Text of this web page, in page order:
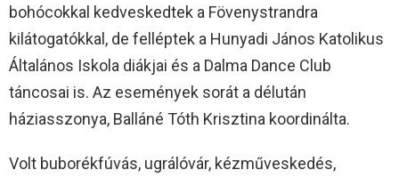
bohócokkal kedveskedtek a Fövenystrandra
kilátogatókkal, de felléptek a Hunyadi János Katolikus
Általános Iskola diákjai és a Dalma Dance Club
táncosai is. Az események sorát a délután
háziasszonya, Balláné Tóth Krisztina koordinálta.
Volt buborékfúvás, ugrálóvár, kézműveskedés,